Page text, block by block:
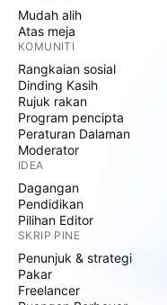
Mudah alih
Atas meja
KOMUNITI
Rangkaian sosial
Dinding Kasih
Rujuk rakan
Program pencipta
Peraturan Dalaman
Moderator
IDEA
Dagangan
Pendidikan
Pilihan Editor
SKRIP PINE
Penunjuk & strategi
Pakar
Freelancer